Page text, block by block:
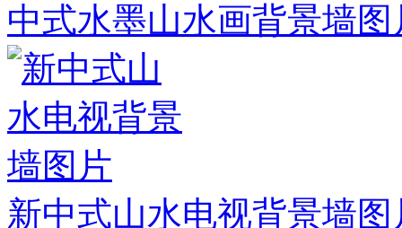
中式水墨山水画背景墙图
新中式山水电视背景墙图